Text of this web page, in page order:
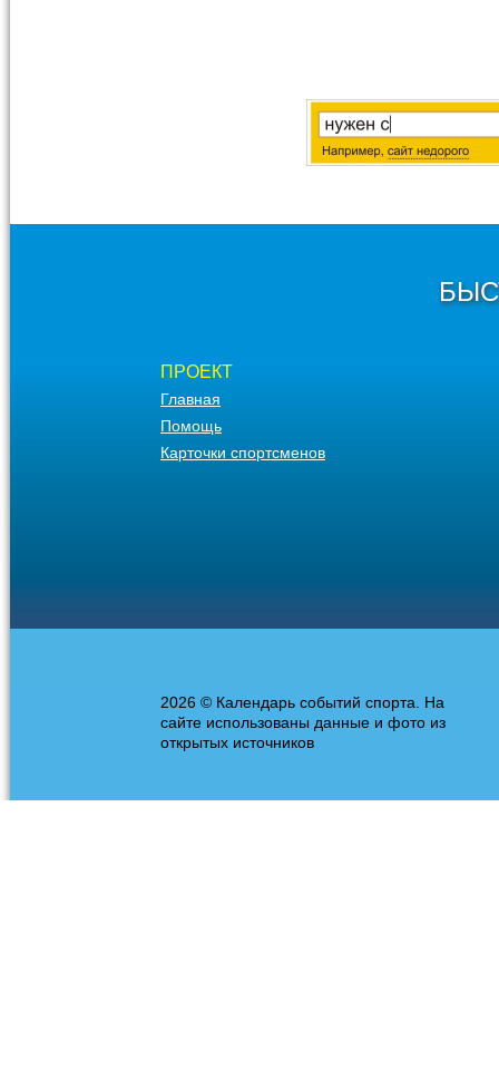
ПРОЕКТ
Главная
Помощь
Карточки спортсменов
2026 © Календарь событий спорта. На
сайте использованы данные и фото из
открытых источников